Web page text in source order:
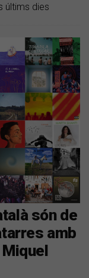
últims dies
són de
amb